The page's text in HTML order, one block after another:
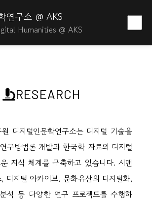
연구소 @ AKS
Humanities @ AKS
RESEARCH
디지털인문학연구소는 디지털 기술을
구방법론 개발과 한국학 자료의 디지털
지식 체계를 구축하고 있습니다. 시맨
, 디지털 아카이브, 문화유산의 디지털화,
석 등 다양한 연구 프로젝트를 수행하